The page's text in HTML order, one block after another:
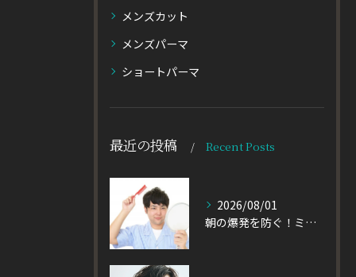
メンズカット
メンズパーマ
ショートパーマ
最近の投稿 Recent Posts
2026/08/01
朝の爆発を防ぐ！ミディアムヘアのメンズがパーマをかけるべき理由